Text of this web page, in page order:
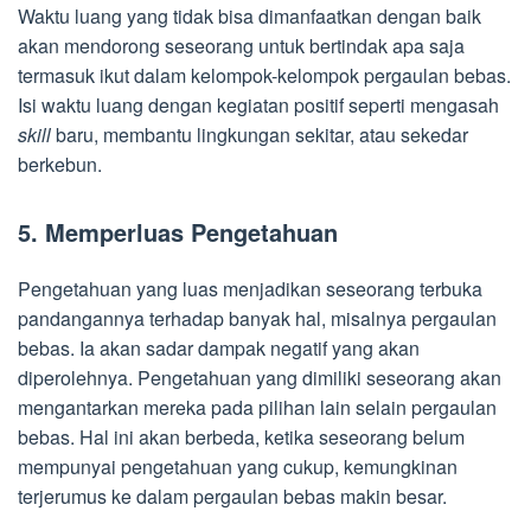
Waktu luang yang tidak bisa dimanfaatkan dengan baik
akan mendorong seseorang untuk bertindak apa saja
termasuk ikut dalam kelompok-kelompok pergaulan bebas.
Isi waktu luang dengan kegiatan positif seperti mengasah
skillbaru, membantu lingkungan sekitar, atau sekedar
berkebun.
5. Memperluas Pengetahuan
Pengetahuan yang luas menjadikan seseorang terbuka
pandangannya terhadap banyak hal, misalnya pergaulan
bebas. Ia akan sadar dampak negatif yang akan
diperolehnya. Pengetahuan yang dimiliki seseorang akan
mengantarkan mereka pada pilihan lain selain pergaulan
bebas. Hal ini akan berbeda, ketika seseorang belum
mempunyai pengetahuan yang cukup, kemungkinan
terjerumus ke dalam pergaulan bebas makin besar.